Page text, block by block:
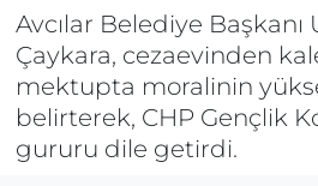
Avcılar Belediye Başkanı
Çaykara, cezaevinden
mektupta moralinin
belirterek, CHP Gençlik
gururu dile getirdi.